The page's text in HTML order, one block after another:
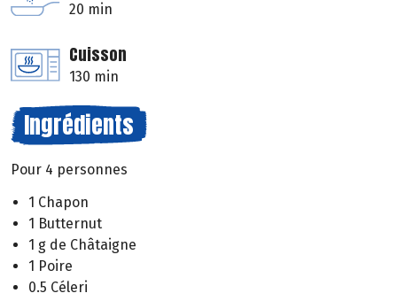
20 min
Cuisson
130 min
Ingrédients
Pour 4 personnes
1 Chapon
1 Butternut
1 g de Châtaigne
1 Poire
0.5 Céleri